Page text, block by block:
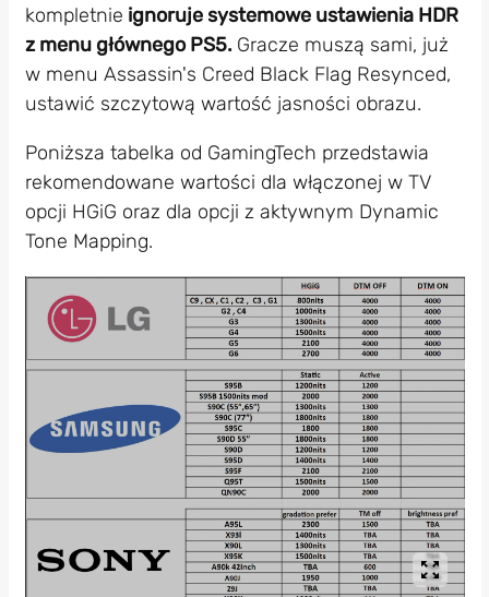
kompletnie ignoruje systemowe ustawienia HDR
z menu głównego PS5. Gracze muszą sami, już
w menu Assassin's Creed Black Flag Resynced,
ustawić szczytową wartość jasności obrazu.
Poniższa tabelka od GamingTech przedstawia
rekomendowane wartości dla włączonej w TV
opcji HGiG oraz dla opcji z aktywnym Dynamic
Tone Mapping.